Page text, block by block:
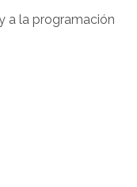
a la programación